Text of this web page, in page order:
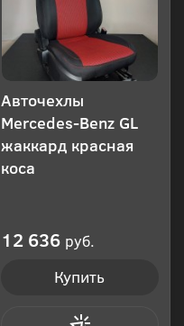
Авточехлы
Mercedes-Benz GL
жаккард красная
коса
12 636 руб.
Купить